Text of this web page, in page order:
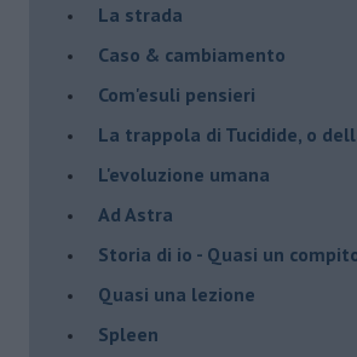
La strada
Caso & cambiamento
Com'esuli pensieri
La trappola di Tucidide, o
L'evoluzione umana
Ad Astra
Storia di io - Quasi un
Quasi una lezione
Spleen